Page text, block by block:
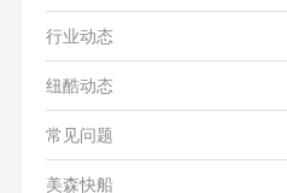
行业动态
纽酷动态
常见问题
美森快船